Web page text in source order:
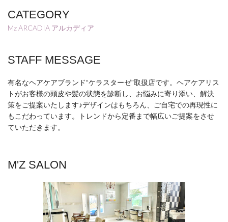
CATEGORY
Mz ARCADIA アルカディア
STAFF MESSAGE
有名なヘアケアブランド“ケラスターゼ”取扱店です。ヘアケアリス
トがお客様の頭皮や髪の状態を診断し、お悩みに寄り添い、解決
策をご提案いたします♪デザインはもちろん、ご自宅での再現性に
もこだわっています。トレンドから定番まで幅広いご提案をさせ
ていただきます。
M'Z SALON